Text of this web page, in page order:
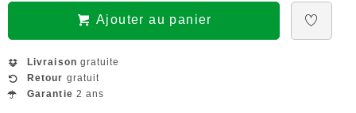
Ajouter au panier
Livraison gratuite
Retour gratuit
Garantie 2 ans